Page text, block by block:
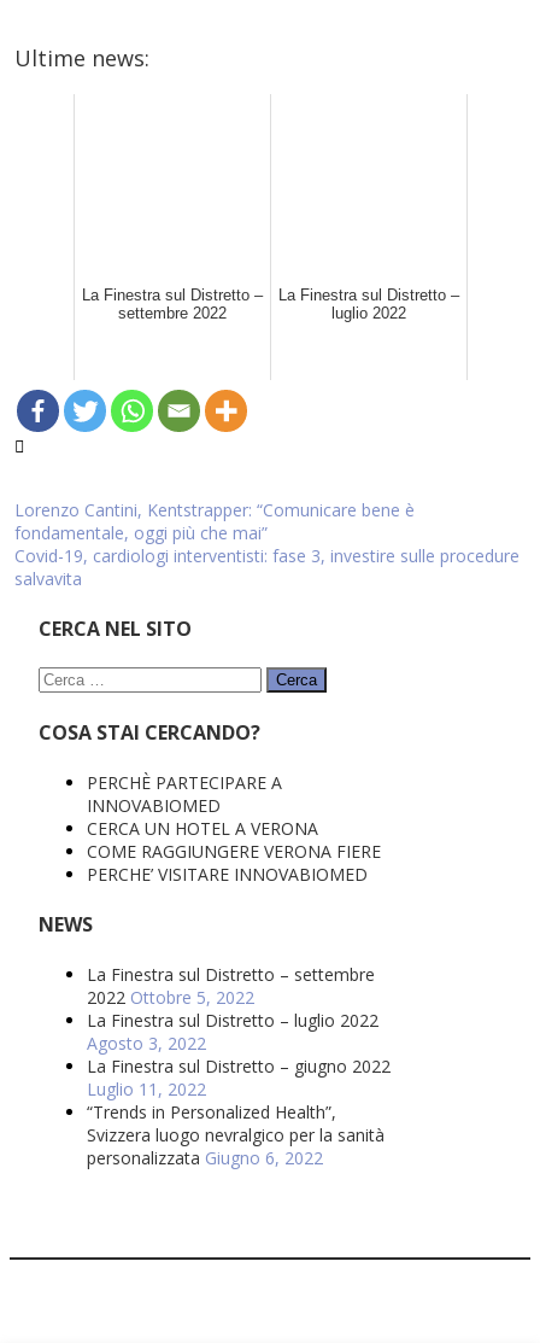
Ultime news:
La Finestra sul Distretto –
settembre 2022
La Finestra sul Distretto –
luglio 2022
Navigazione
articoli
Lorenzo Cantini, Kentstrapper: “Comunicare bene è
fondamentale, oggi più che mai”
Covid-19, cardiologi interventisti: fase 3, investire sulle procedure
salvavita
CERCA NEL SITO
Ricerca
COSA STAI CERCANDO?
PERCHÈ PARTECIPARE A
INNOVABIOMED
CERCA UN HOTEL A VERONA
COME RAGGIUNGERE VERONA FIERE
PERCHE’ VISITARE INNOVABIOMED
NEWS
La Finestra sul Distretto – settembre
2022 Ottobre 5, 2022
La Finestra sul Distretto – luglio 2022
Agosto 3, 2022
La Finestra sul Distretto – giugno 2022
Luglio 11, 2022
“Trends in Personalized Health”,
Svizzera luogo nevralgico per la sanità
personalizzata Giugno 6, 2022